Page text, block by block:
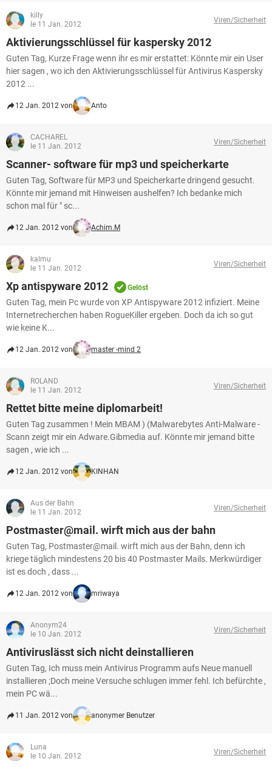
killy
le 11 Jan. 2012
Viren/Sicherheit
Aktivierungsschlüssel für kaspersky 2012
Guten Tag, Kurze Frage wenn ihr es mir erstattet: Könnte mir ein User
hier sagen , wo ich den Aktivierungsschlüssel für Antivirus Kaspersky
2012 ...
12 Jan. 2012 von Anto
CACHAREL
le 11 Jan. 2012
Viren/Sicherheit
Scanner- software für mp3 und speicherkarte
Guten Tag, Software für MP3 und Speicherkarte dringend gesucht.
Könnte mir jemand mit Hinweisen aushelfen? Ich bedanke mich
schon mal für " sc...
12 Jan. 2012 von Achim.M
kalmu
le 11 Jan. 2012
Viren/Sicherheit
Xp antispyware 2012 Gelöst
Guten Tag, mein Pc wurde von XP Antispyware 2012 infiziert. Meine
Internetrecherchen haben RogueKiller ergeben. Doch da ich so gut
wie keine K...
12 Jan. 2012 von master -mind 2
ROLAND
le 11 Jan. 2012
Viren/Sicherheit
Rettet bitte meine diplomarbeit!
Guten Tag zusammen ! Mein MBAM ) (Malwarebytes Anti-Malware -
Scann zeigt mir ein Adware.Gibmedia auf. Könnte mir jemand bitte
sagen , wie ich ...
12 Jan. 2012 von KINHAN
Aus der Bahn
le 11 Jan. 2012
Viren/Sicherheit
Postmaster@mail. wirft mich aus der bahn
Guten Tag, Postmaster@mail. wirft mich aus der Bahn, denn ich
kriege täglich mindestens 20 bis 40 Postmaster Mails. Merkwürdiger
ist es doch , dass ...
12 Jan. 2012 von mriwaya
Anonym24
le 10 Jan. 2012
Viren/Sicherheit
Antiviruslässt sich nicht deinstallieren
Guten Tag, Ich muss mein Antivirus Programm aufs Neue manuell
installieren ;Doch meine Versuche schlugen immer fehl. Ich befürchte ,
mein PC wä...
11 Jan. 2012 von anonymer Benutzer
Luna
le 10 Jan. 2012
Viren/Sicherheit